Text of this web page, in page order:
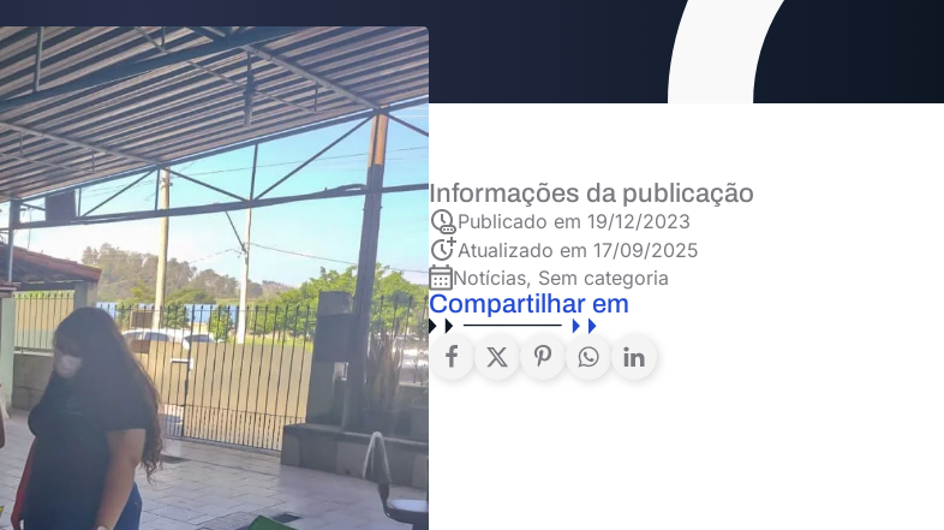
Informações da publicação
Publicado em19/12/2023
Atualizado em 17/09/2025
Notícias, Sem categoria
Compartilhar em